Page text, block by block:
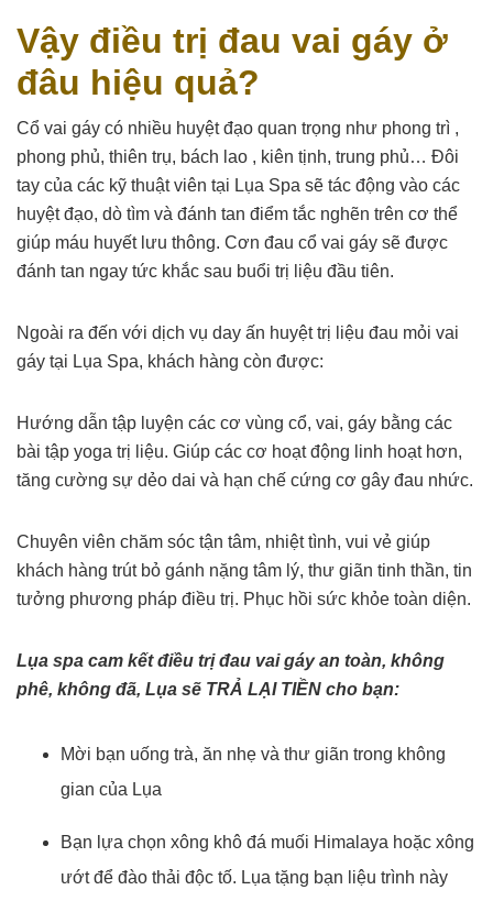
Vậy điều trị đau vai gáy ở
đâu hiệu quả?
Cổ vai gáy có nhiều huyệt đạo quan trọng như phong trì ,
phong phủ, thiên trụ, bách lao , kiên tịnh, trung phủ… Đôi
tay của các kỹ thuật viên tại Lụa Spa sẽ tác động vào các
huyệt đạo, dò tìm và đánh tan điểm tắc nghẽn trên cơ thể
giúp máu huyết lưu thông. Cơn đau cổ vai gáy sẽ được
đánh tan ngay tức khắc sau buổi trị liệu đầu tiên.
Ngoài ra đến với dịch vụ day ấn huyệt trị liệu đau mỏi vai
gáy tại Lụa Spa, khách hàng còn được:
Hướng dẫn tập luyện các cơ vùng cổ, vai, gáy bằng các
bài tập yoga trị liệu. Giúp các cơ hoạt động linh hoạt hơn,
tăng cường sự dẻo dai và hạn chế cứng cơ gây đau nhức.
Chuyên viên chăm sóc tận tâm, nhiệt tình, vui vẻ giúp
khách hàng trút bỏ gánh nặng tâm lý, thư giãn tinh thần, tin
tưởng phương pháp điều trị. Phục hồi sức khỏe toàn diện.
Lụa spa cam kết điều trị đau vai gáy an toàn, không
phê, không đã, Lụa sẽ TRẢ LẠI TIỀN cho bạn:
Mời bạn uống trà, ăn nhẹ và thư giãn trong không
gian của Lụa
Bạn lựa chọn xông khô đá muối Himalaya hoặc xông
ướt để đào thải độc tố. Lụa tặng bạn liệu trình này